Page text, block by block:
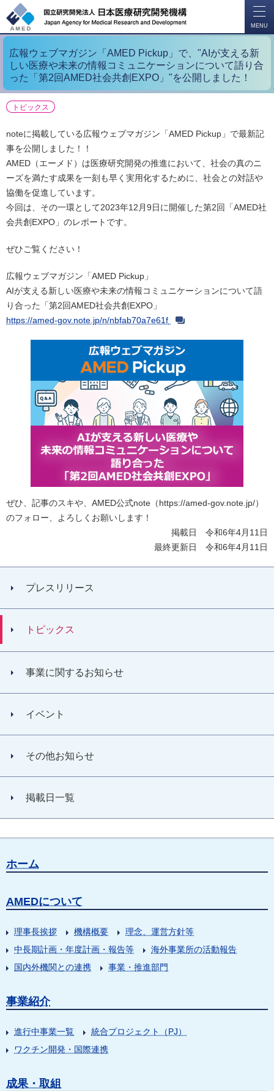
MENU
広報ウェブマガジン「AMED Pickup」で、"AIが支える新
しい医療や未来の情報コミュニケーションについて語り合
った「第2回AMED社会共創EXPO」"を公開しました！
トピックス
noteに掲載している広報ウェブマガジン「AMED Pickup」で最新記
事を公開しました！！
AMED（エーメド）は医療研究開発の推進において、社会の真のニ
ーズを満たす成果を一刻も早く実用化するために、社会との対話や
協働を促進しています。
今回は、その一環として2023年12月9日に開催した第2回「AMED社
会共創EXPO」のレポートです。
ぜひご覧ください！
広報ウェブマガジン「AMED Pickup」
AIが支える新しい医療や未来の情報コミュニケーションについて語
り合った「第2回AMED社会共創EXPO」
https://amed-gov.note.jp/n/nbfab70a7e61f
ぜひ、記事のスキや、AMED公式note（https://amed-gov.note.jp/）
のフォロー、よろしくお願いします！
掲載日 令和6年4月11日
最終更新日 令和6年4月11日
プレスリリース
トピックス
事業に関するお知らせ
イベント
その他お知らせ
掲載日一覧
ホーム
AMEDについて
理事長挨拶 機構概要
理念、運営方針等
中長期計画・年度計画・報告等
海外事業所の活動報告
国内外機関との連携
事業・推進部門
事業紹介
進行中事業一覧
統合プロジェクト（PJ）
ワクチン開発・国際連携
成果・取組